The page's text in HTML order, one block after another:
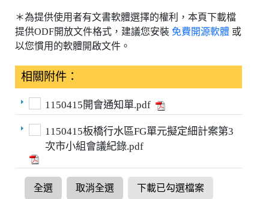
＊為提供使用者有文書軟體選擇的權利，本頁下載檔
提供ODF開放文件格式，建議您安裝 免費開源軟體 或
以您慣用的軟體開啟文件。
相關附件：
1150415開會通知單.pdf
1150415板橋行水區FG單元擬定細計案第3
次市小組會議紀錄.pdf
全選 取消全選 下載已勾選檔案